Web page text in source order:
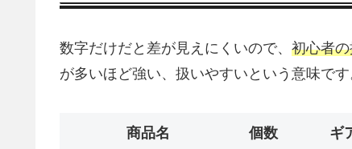
数字だけだと差が見えにくいので、 初心者
が多いほど強い、扱いやすいという意味です
商品名 個数 ギ